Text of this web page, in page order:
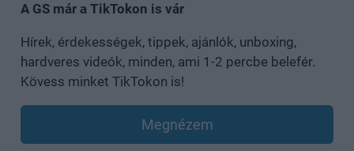
A GS már a TikTokon is vár
Hírek, érdekességek, tippek, ajánlók, unboxing,
hardveres videók, minden, ami 1-2 percbe belefér.
Kövess minket TikTokon is!
Megnézem